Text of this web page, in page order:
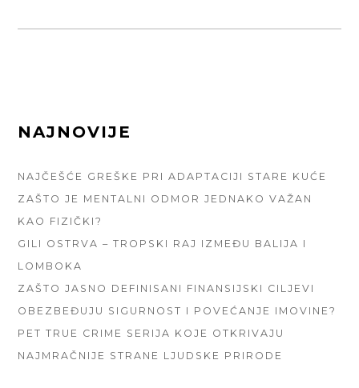
FOOTER
NAJNOVIJE
NAJČEŠĆE GREŠKE PRI ADAPTACIJI STARE KUĆE
ZAŠTO JE MENTALNI ODMOR JEDNAKO VAŽAN
KAO FIZIČKI?
GILI OSTRVA – TROPSKI RAJ IZMEĐU BALIJA I
LOMBOKA
ZAŠTO JASNO DEFINISANI FINANSIJSKI CILJEVI
OBEZBEĐUJU SIGURNOST I POVEĆANJE IMOVINE?
PET TRUE CRIME SERIJA KOJE OTKRIVAJU
NAJMRAČNIJE STRANE LJUDSKE PRIRODE